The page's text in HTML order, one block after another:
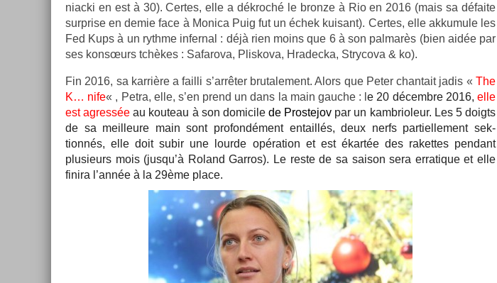
niac­ki en est à 30). Cer­tes, elle a dékroché le bron­ze à Rio en 2016 (mais sa défaite
sur­pr­ise en demie face à Monica Puig fut un échek kuisant). Cer­tes, elle ak­kumule les
Fed Kups à un rythme in­fern­al : déjà rien moins que 6 à son pal­marès (bien aidée par
ses konsœurs tchèkes : Safarova, Plis­kova, Hradec­ka, Strycova & ko).
Fin 2016, sa karrière a fail­li s’arrêter brutale­ment. Alors que Peter chan­tait jadis « The
K… nife« , Petra, elle, s’en prend un dans la main gauc­he : le 20 décembre 2016,elle
est ag­ressée au kouteau à son domicilede Pro­stejov par un kambrioleur. Les 5 doigts
de sa meil­leure main sont pro­fondé­ment en­taillés, deux nerfs par­tiel­le­ment sek­
tionnés, e lle doit subir une lour­de op­éra­tion et est ékartée des raket­tes pen­dant
plusieurs mois (jusqu’à Roland Gar­ros). Le reste de sa saison sera er­ratique et elle
fin­ira l’année à la 29ème place.